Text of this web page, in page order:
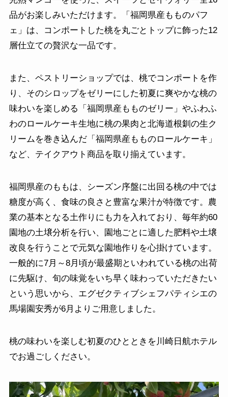
品がお楽しみいただけます。「福岡県産もものパフ
ェ」は、コンポートした桃を丸ごとトップに飾った12
層仕立ての贅沢な一品です。
また、ペストリーショップでは、桃でコンポートを作
り、そのシロップをゼリーにした初夏に爽やかな桃の
味わいを楽しめる「福岡県産もものゼリー」やふわふ
わのロールケーキ生地に桃の果肉と北海道根釧の生ク
リームを巻き込んだ「福岡県産もものロールケーキ」
など、テイクアウト商品を取り揃えています。
福岡県産のももは、シーズン序盤に出回る桃の中では
糖度が高く、食味の良さと豊富な果汁が特徴です。農
業の基本となる土作りにも力を入れており、毎年約60
園地の土壌分析を行い、園地ごとに適した肥料や土壌
改良を行うことで元気な園地作りを心掛けています。
一般的に7月～8月頃が最盛期といわれている桃の出荷
に先駆け、旬の味覚をいち早く味わっていただきたい
という思いから、エグゼクティブシェフパティシエの
馬場園安秀が6月よりご用意しました。
桃の味わいを楽しむ初夏のひとときを川崎日航ホテル
でお過ごしください。